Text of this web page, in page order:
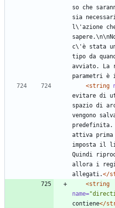
so che
sia
l\'azione
c\'è stata
tipo da
avviato. La
parametri è
<string
evitare di
spazio di
vengono
predefinita.
attiva prima
imposta il
Quindi
allora i
allegati.</
<string
name=
contiene</